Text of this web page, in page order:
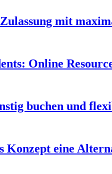
mit
Online
buchen und
eine